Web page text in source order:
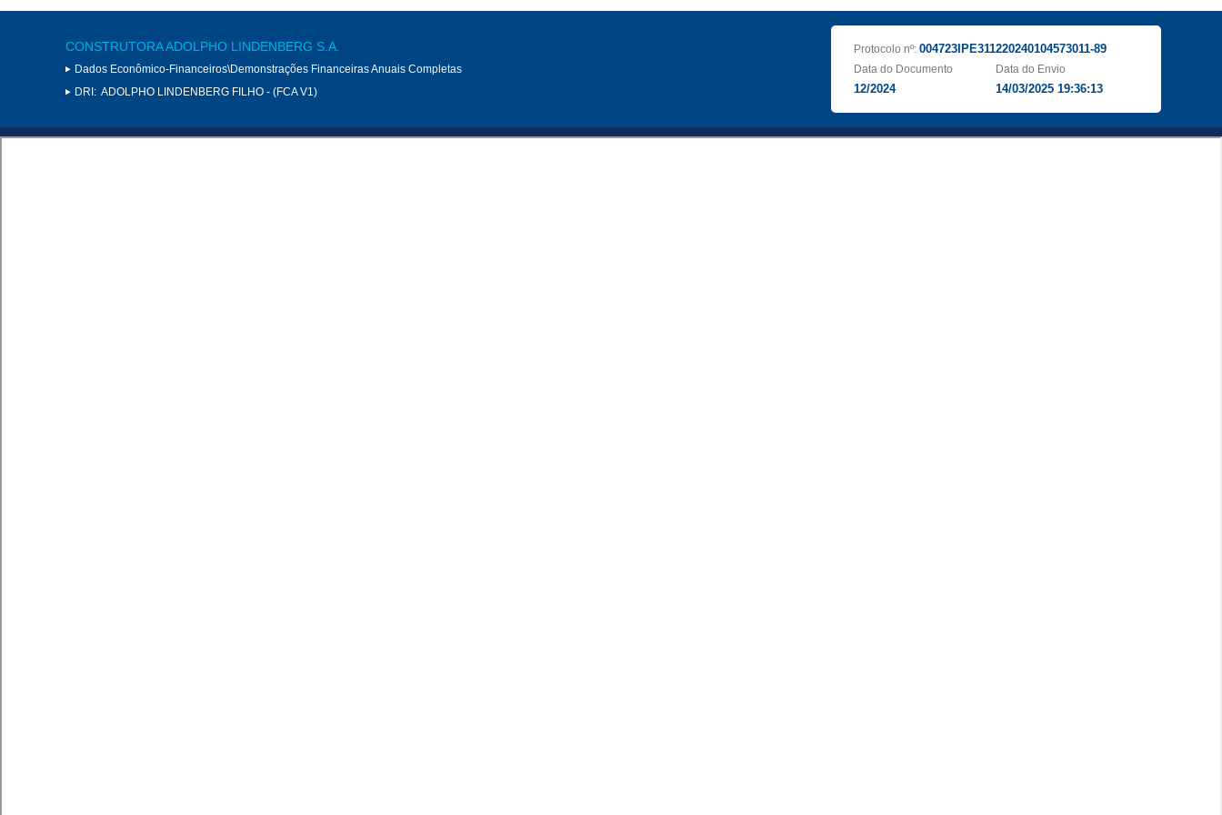
CONSTRUTORA ADOLPHO LINDENBERG S.A.
Dados Econômico-Financeiros\Demonstrações Financeiras Anuais Completas
DRI: ADOLPHO LINDENBERG FILHO - (FCA V1)
Protocolo nº: 004723IPE311220240104573011-89
Data do Documento
12/2024
Data do Envio
14/03/2025 19:36:13